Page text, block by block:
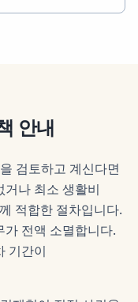
안내
을 검토하고 계신다면
거나 최소 생활비
적합한 절차입니다.
전액 소멸합니다.
기간이